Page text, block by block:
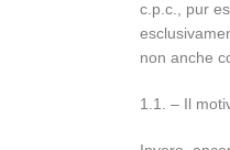
c.p.c., pur
non anche
1.1. – Il